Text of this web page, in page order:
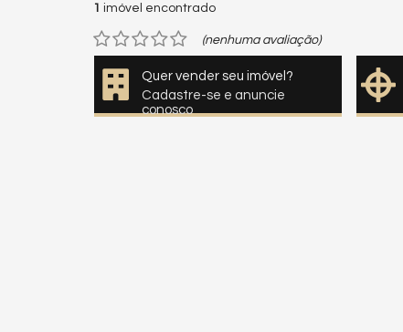
1 imóvel encontrado
(nenhuma avaliação)
Quer vender seu imóvel?
Cadastre-se e anuncie
conosco